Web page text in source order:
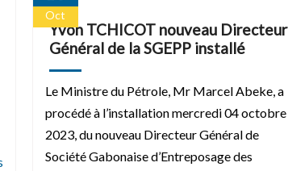
Oct
Yvon TCHICOT nouveau Directeur
Général de la SGEPP installé
Le Ministre du Pétrole, Mr Marcel Abeke, a
procédé à l’installation mercredi 04 octobre
2023, du nouveau Directeur Général de
Société Gabonaise d’Entreposage des